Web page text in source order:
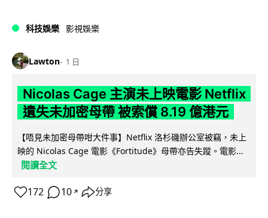
科技娛樂 影視娛樂
Lawton 1 日
Nicolas Cage 主演未上映電影 Netflix
遺失未加密母帶 被索償 8.19 億港元
【唔見未加密母帶咁大件事】Netflix 洛杉磯辦公室被竊，未上
映的 Nicolas Cage 電影《Fortitude》母帶亦告失蹤。電影...
閱讀全文
172 10 ↗ 分享